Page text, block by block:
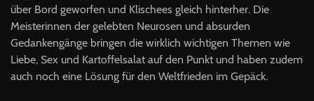
über Bord geworfen und Klischees gleich hinterher. Die
Meisterinnen der gelebten Neurosen und absurden
Gedankengänge bringen die wirklich wichtigen Themen wie
Liebe, Sex und Kartoffelsalat auf den Punkt und haben zudem
auch noch eine Lösung für den Weltfrieden im Gepäck.